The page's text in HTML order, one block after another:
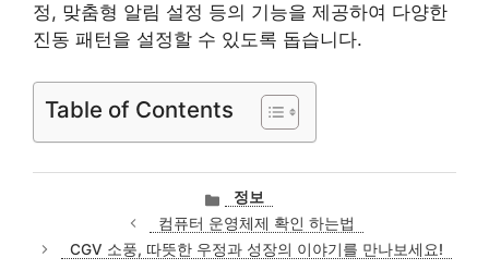
정, 맞춤형 알림 설정 등의 기능을 제공하여 다양한
진동 패턴을 설정할 수 있도록 돕습니다.
Table of Contents
카
테
고
리
정보
컴퓨터 운영체제 확인 하는법
CGV 소풍, 따뜻한 우정과 성장의 이야기를 만나보세요!